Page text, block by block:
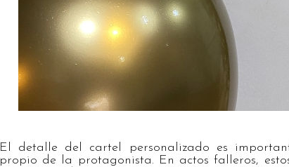
El detalle del cartel personalizado es
propio de la protagonista. En actos falleros,